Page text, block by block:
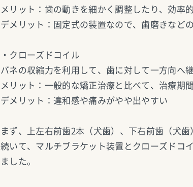
メリット：歯の動きを細かく調整したり、効率
デメリット：固定式の装置なので、歯磨きなど
・クローズドコイル
バネの収縮力を利用して、歯に対して一方向へ
メリット：一般的な矯正治療と比べて、治療期
デメリット：違和感や痛みがやや出やすい
まず、上左右前歯2本（犬歯）、下右前歯（犬
続いて、マルチブラケット装置とクローズドコ
ました。